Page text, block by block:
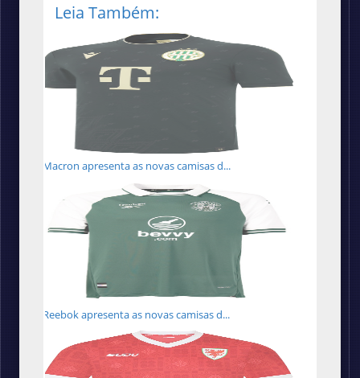
Leia Também:
Macron apresenta as novas camisas d...
Reebok apresenta as novas camisas d...